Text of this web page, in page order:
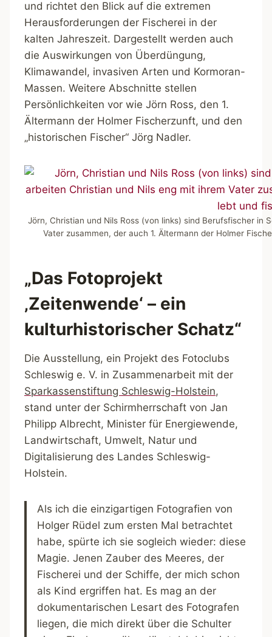
und richtet den Blick auf die extremen
Herausforderungen der Fischerei in der
kalten Jahreszeit. Dargestellt werden auch
die Auswirkungen von Überdüngung,
Klimawandel, invasiven Arten und Kormoran-
Massen. Weitere Abschnitte stellen
Persönlichkeiten vor wie Jörn Ross, den 1.
Ältermann der Holmer Fischerzunft, und den
„historischen Fischer“ Jörg Nadler.
Jörn, Christian und Nils Ross (von links) sind Berufsfischer in
Vater zusammen, der auch 1. Ältermann der Holmer
„Das Fotoprojekt
‚Zeitenwende‘ – ein
kulturhistorischer Schatz“
Die Ausstellung, ein Projekt des Fotoclubs
Schleswig e. V. in Zusammenarbeit mit der
Sparkassenstiftung Schleswig-Holstein,
stand unter der Schirmherrschaft von Jan
Philipp Albrecht, Minister für Energiewende,
Landwirtschaft, Umwelt, Natur und
Digitalisierung des Landes Schleswig-
Holstein.
Als ich die einzigartigen Fotografien von
Holger Rüdel zum ersten Mal betrachtet
habe, spürte ich sie sogleich wieder: diese
Magie. Jenen Zauber des Meeres, der
Fischerei und der Schiffe, der mich schon
als Kind ergriffen hat. Es mag an der
dokumentarischen Lesart des Fotografen
liegen, die mich direkt über die Schulter